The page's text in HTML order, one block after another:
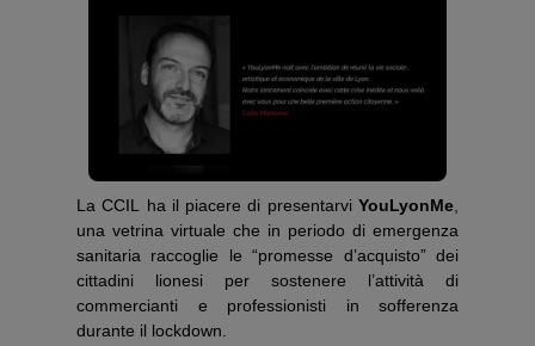
La CCIL ha il piacere di presentarvi YouLyonMe,
una vetrina virtuale che in periodo di emergenza
sanitaria raccoglie le “promesse d’acquisto” dei
cittadini lionesi per sostenere l’attività di
commercianti e professionisti in sofferenza
durante il lockdown.